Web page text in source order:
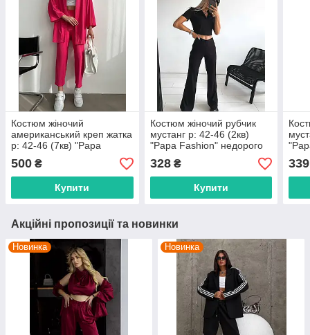
Костюм жіночий
американський креп жатка
р: 42-46 (7кв) "Papa
Fashion" недорого від
прямого постачальника
idm935626
500 ₴
Купити
Костюм жіночий рубчик
мустанг р: 42-46 (2кв)
"Papa Fashion" недорого
від прямого
постачальника idm935626
328₴
Купити
від
339
Акційні пропозиції та новинки
Новинка Новинка